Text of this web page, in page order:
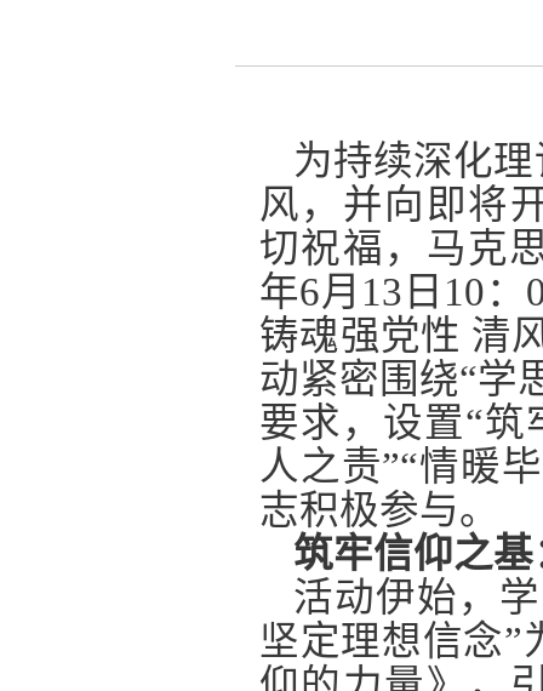
为持续深化
风，并向即将
切祝福，马克
年6月13日10
铸魂强党性 清
动紧密围绕“学
要求，设置“筑
人之责”“情暖
志积极参与。
筑牢信仰之
活动伊始，
坚定理想信念”